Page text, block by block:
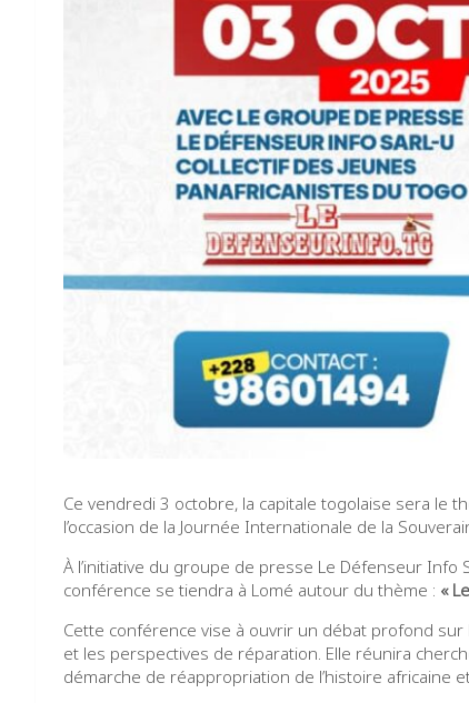
Ce vendredi 3 octobre, la capitale togolaise sera le
l’occasion de la Journée Internationale de la
À l’initiative du groupe de presse Le Défenseur Info
conférence se tiendra à Lomé autour du thème : «
Cette conférence vise à ouvrir un débat profond
et les perspectives de réparation. Elle réunira
démarche de réappropriation de l’histoire africaine